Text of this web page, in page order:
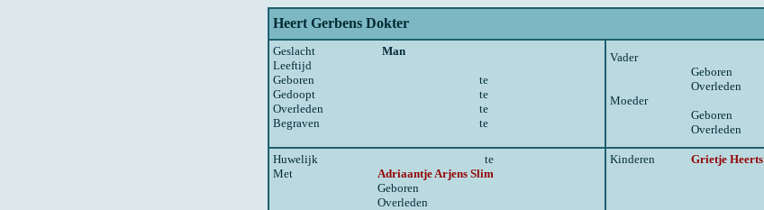
Heert Gerbens Dokter
Geslacht
Man
Leeftijd
Geboren
te
Gedoopt
te
Overleden
te
Begraven
te
Vader
Geboren
Overleden
Moeder
Geboren
Overleden
Huwelijk
te
Met
Adriaantje Arjens Slim
Geboren
Overleden
Kinderen Grietje Heerts